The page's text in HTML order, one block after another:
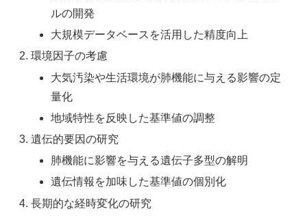
ルの開発
大規模データベースを活用した精度向上
環境因子の考慮
大気汚染や生活環境が肺機能に与える影響の定
量化
地域特性を反映した基準値の調整
遺伝的要因の研究
肺機能に影響を与える遺伝子多型の解明
遺伝情報を加味した基準値の個別化
長期的な経時変化の研究